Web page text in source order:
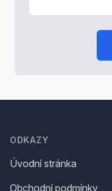
ODKAZY
Úvodní stránka
Obchodní podmínky